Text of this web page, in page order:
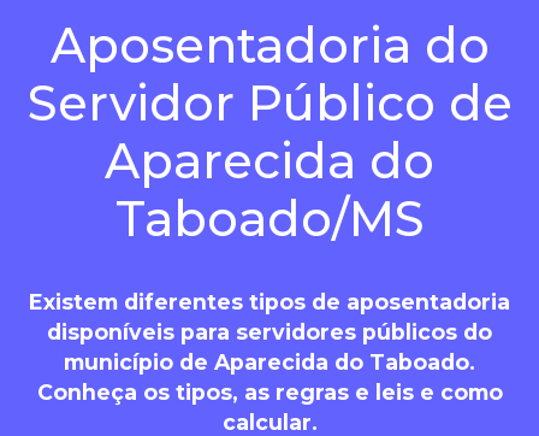
Aposentadoria do
Servidor Público de
Aparecida do
Taboado/MS
Existem diferentes tipos de aposentadoria
disponíveis para servidores públicos do
município de Aparecida do Taboado.
Conheça os tipos, as regras e leis e como
calcular.